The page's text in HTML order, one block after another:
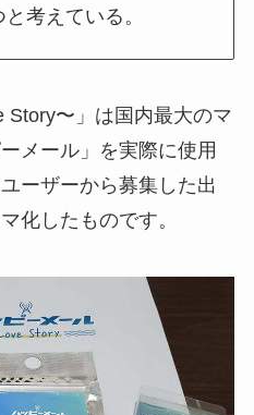
考えている。
Story〜」は国内最大のマ
メール」を実際に使用
ーザーから募集した出
化したものです。